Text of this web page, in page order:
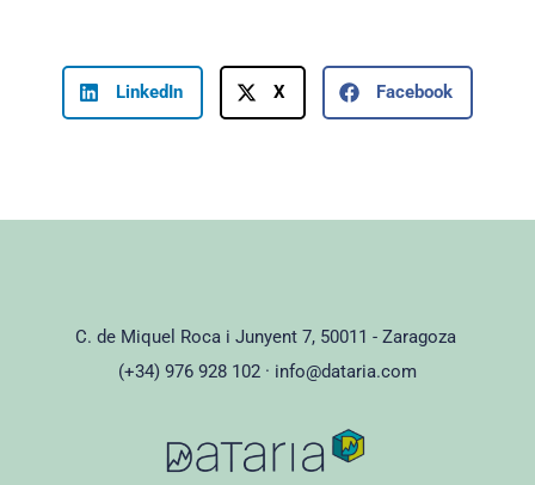
LinkedIn X Facebook
C. de Miquel Roca i Junyent 7, 50011 - Zaragoza
(+34) 976 928 102 · info@dataria.com